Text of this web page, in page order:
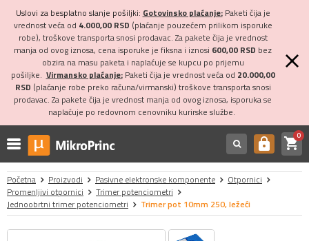
Uslovi za besplatno slanje pošiljki: Gotovinsko plaćanje:Paketi čija je
vrednost veća od 4.000,00 RSD (plaćanje pouzećem prilikom isporuke
robe), troškove transporta snosi prodavac. Za pakete čija je vrednost
manja od ovog iznosa, cena isporuke je fiksna i iznosi 600,00 RSD bez
obzira na masu paketa i naplaćuje se kupcu po prijemu
pošiljke. Virmansko plaćanje:Paketi čija je vrednost veća od 20.000,00
RSD (plaćanje robe preko računa/virmanski) troškove transporta snosi
prodavac. Za pakete čija je vrednost manja od ovog iznosa, isporuka se
naplaćuje po redovnom cenovniku kurirske službe.
https shopping_cart0
Početna Proizvodi Pasivne elektronske komponente
Otpornici
Promenljivi otpornici
Trimer potenciometri
Jednoobrtni trimer potenciometri
Trimer pot 10mm 250, ležeći